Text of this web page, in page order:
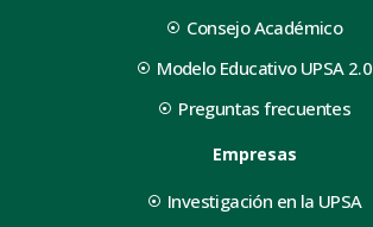
Consejo Académico
Modelo Educativo UPSA 2.0
Preguntas frecuentes
Empresas
Investigación en la UPSA